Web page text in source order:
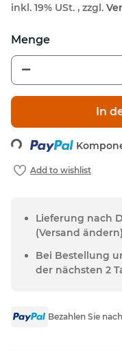
inkl. 19% USt. , zzgl.
In
Lieferung nach
(Versand ändern)
Bei Bestellung
der nächsten 2
Bezahlen Sie